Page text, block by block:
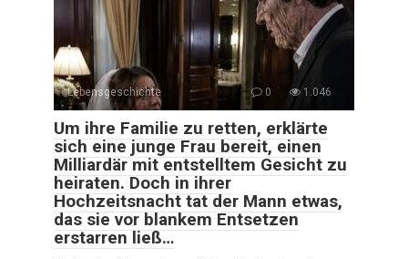
Lebensgeschichte 0 1.046
Um ihre Familie zu retten, erklärte
sich eine junge Frau bereit, einen
Milliardär mit entstelltem Gesicht zu
heiraten. Doch in ihrer
Hochzeitsnacht tat der Mann etwas,
das sie vor blankem Entsetzen
erstarren ließ…